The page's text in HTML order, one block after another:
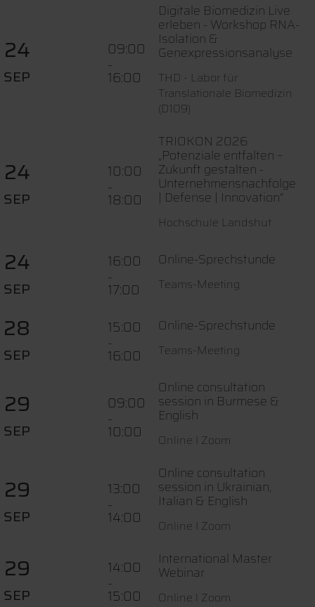
24
SEP
09:00
-
16:00
Digitale Biomedizin Live
erleben - Workshop RNA-
Isolation &
Genexpressionsanalyse
THD - Labor für
Translationale Biomedizin
(D109)
24
SEP
10:00
-
18:00
TRIOKON 2026
„Potenziale entfalten –
Zukunft gestalten -
Unternehmensnachfolge
| Defense | Innovation“
Hochschule Landshut
24
SEP
16:00
-
17:00
Online-Sprechstunde
Teams-Meeting
28
SEP
15:00
-
16:00
Online-Sprechstunde
Teams-Meeting
29
SEP
09:00
-
10:00
Online consultation
session in Burmese &
English
Online I Zoom
29
SEP
13:00
-
14:00
Online consultation
session in Ukrainian,
Italian & English
Online I Zoom
29
SEP
14:00
-
15:00
International Master
Webinar
Online l Zoom